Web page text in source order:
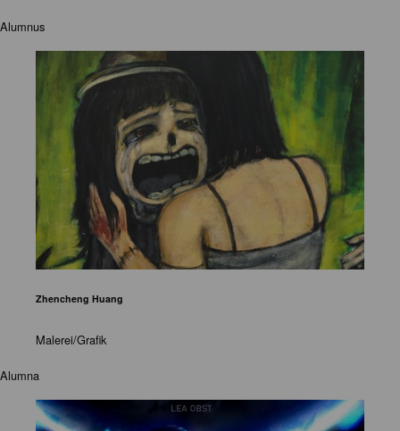
Alumnus
Zhencheng Huang
Malerei/Grafik
Alumna